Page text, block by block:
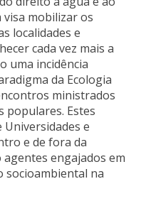
visa mobilizar os
localidades e
cada vez mais a
uma incidência
da Ecologia
ministrados
populares. Estes
e
e de fora da
agentes engajados em
socioambiental na